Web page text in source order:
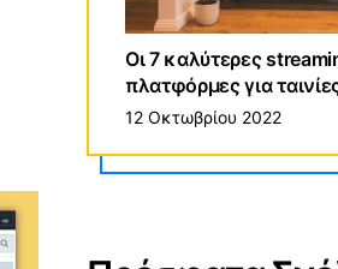
Οι 7 καλύτερες
πλατφόρμες για
12 Οκτωβρίου 2022